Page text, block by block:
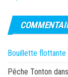
Bouillette flottante
Pêche Tonton dans